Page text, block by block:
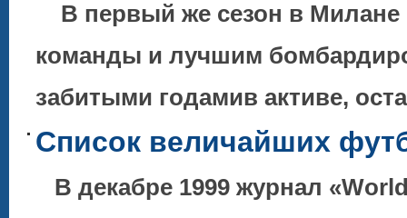
В первый же сезон в Милане
команды и лучшим
забитыми годамив активе,
Список величайших
В декабре 1999 журнал